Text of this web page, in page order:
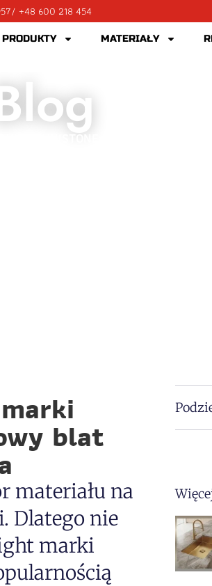
/ +48 600 218 454
PRODUKTY MATERIAŁY
blat
materiału na
Dlatego nie
marki